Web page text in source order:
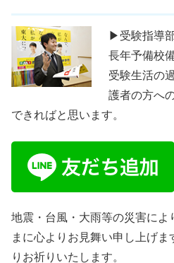
▶受験指導
長年予備校
受験生活の
護者の方へ
できればと思います。
地震・台風・大雨等の災害によ
まに心よりお見舞い申し上げま
りお祈りいたします。